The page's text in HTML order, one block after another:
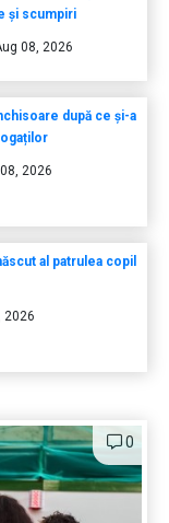
și scumpiri
08, 2026
după ce și-a
2026
al patrulea copil
2026
0